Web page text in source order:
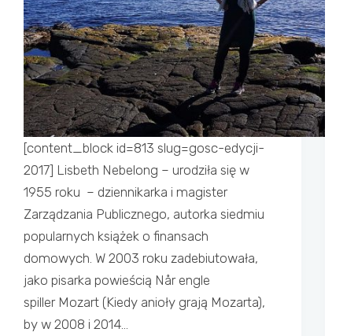
[content_block id=813 slug=gosc-edycji-
2017] Lisbeth Nebelong – urodziła się w
1955 roku – dziennikarka i magister
Zarządzania Publicznego, autorka siedmiu
popularnych książek o finansach
domowych. W 2003 roku zadebiutowała,
jako pisarka powieścią Når engle
spiller Mozart (Kiedy anioły grają Mozarta),
by w 2008 i 2014…